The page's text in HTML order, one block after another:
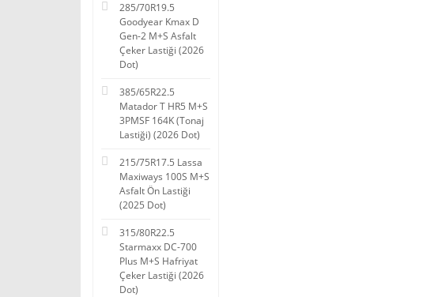
285/70R19.5
Goodyear Kmax D
Gen-2 M+S Asfalt
Çeker Lastiği (2026
Dot)
385/65R22.5
Matador T HR5 M+S
3PMSF 164K (Tonaj
Lastiği) (2026 Dot)
215/75R17.5 Lassa
Maxiways 100S M+S
Asfalt Ön Lastiği
(2025 Dot)
315/80R22.5
Starmaxx DC-700
Plus M+S Hafriyat
Çeker Lastiği (2026
Dot)